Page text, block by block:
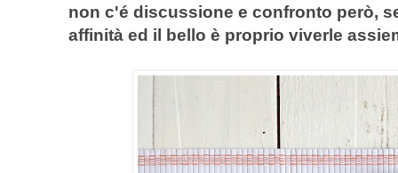
non c'é discussione e confronto però,
affinità ed il bello è proprio viverle